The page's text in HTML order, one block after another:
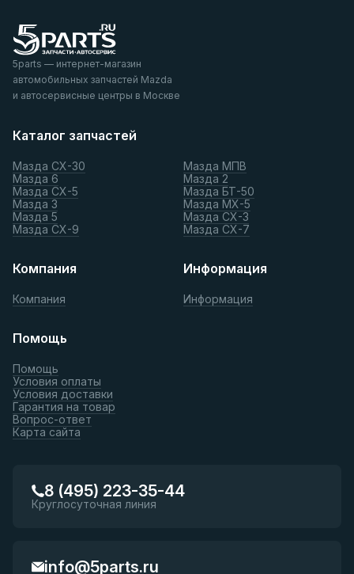
5parts — интернет-магазин
автомобильных запчастей Mazda
и автосервисные центры в Москве
Каталог запчастей
Мазда СХ-30
Мазда 6
Мазда СХ-5
Мазда 3
Мазда 5
Мазда СХ-9
Мазда МПВ
Мазда 2
Мазда БТ-50
Мазда МХ-5
Мазда СХ-3
Мазда СХ-7
Компания
Компания
Информация
Информация
Помощь
Помощь
Условия оплаты
Условия доставки
Гарантия на товар
Вопрос-ответ
Карта сайта
8 (495) 223-35-44
Круглосуточная линия
info@5parts.ru